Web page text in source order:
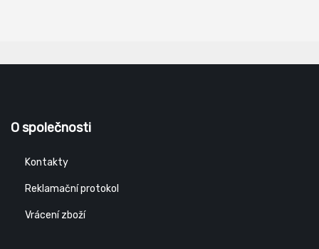
O společnosti
Kontakty
Reklamační protokol
Vrácení zboží